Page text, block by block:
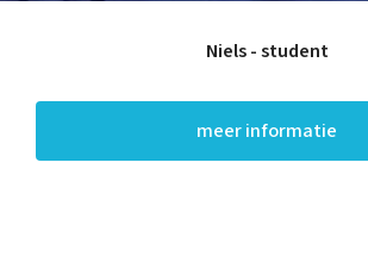
Niels - student
meer informatie